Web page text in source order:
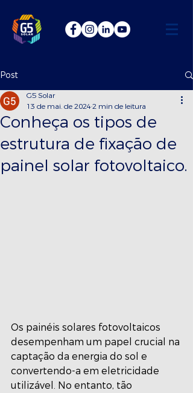
Post
Conheça os tipos de
estrutura de fixação de
painel solar fotovoltaico.
G5 Solar
13 de mai. de 20242 min de leitura
Os painéis solares fotovoltaicos
desempenham um papel crucial na
captação da energia do sol e
convertendo-a em eletricidade
utilizável. No entanto, tão